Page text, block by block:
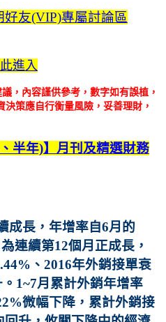
友(VIP)專屬討論區
進入
，內容謹供參考，數字如有誤植，
策應自行衡量風險，妥善理財，
半年)】月刊及精選財務
成長，年增率自6月的
連續第12個月正成長，
、2016年外銷接單衰
1~7月累計外銷年增率
微幅下降，累計外銷接